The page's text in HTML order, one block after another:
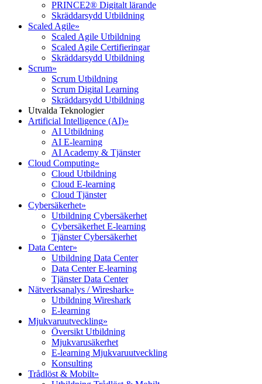
PRINCE2® Digitalt lärande
Skräddarsydd Utbildning
Scaled Agile»
Scaled Agile Utbildning
Scaled Agile Certifieringar
Skräddarsydd Utbildning
Scrum»
Scrum Utbildning
Scrum Digital Learning
Skräddarsydd Utbildning
Utvalda Teknologier
Artificial Intelligence (AI)»
AI Utbildning
AI E-learning
AI Academy & Tjänster
Cloud Computing»
Cloud Utbildning
Cloud E-learning
Cloud Tjänster
Cybersäkerhet»
Utbildning Cybersäkerhet
Cybersäkerhet E-learning
Tjänster Cybersäkerhet
Data Center»
Utbildning Data Center
Data Center E-learning
Tjänster Data Center
Nätverksanalys / Wireshark»
Utbildning Wireshark
E-learning
Mjukvaruutveckling»
Översikt Utbildning
Mjukvarusäkerhet
E-learning Mjukvaruutveckling
Konsulting
Trådlöst & Mobilt»